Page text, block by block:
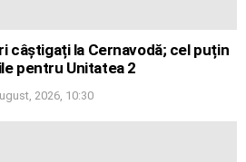
câștigați la Cernavodă; cel puțin
pentru Unitatea 2
2026, 10:30